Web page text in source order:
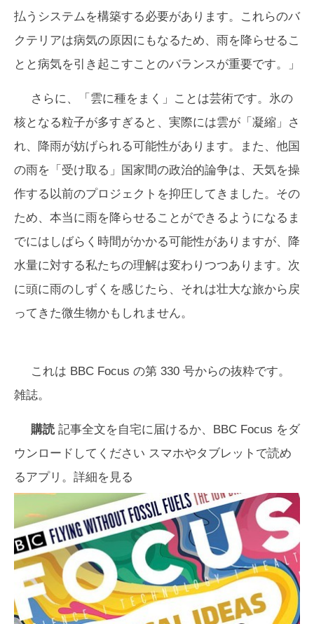
払うシステムを構築する必要があります。これらのバ
クテリアは病気の原因にもなるため、雨を降らせるこ
とと病気を引き起こすことのバランスが重要です。」
さらに、「雲に種をまく」ことは芸術です。氷の
核となる粒子が多すぎると、実際には雲が「凝縮」さ
れ、降雨が妨げられる可能性があります。また、他国
の雨を「受け取る」国家間の政治的論争は、天気を操
作する以前のプロジェクトを抑圧してきました。その
ため、本当に雨を降らせることができるようになるま
でにはしばらく時間がかかる可能性がありますが、降
水量に対する私たちの理解は変わりつつあります。次
に頭に雨のしずくを感じたら、それは壮大な旅から戻
ってきた微生物かもしれません。
これは BBC Focus の第 330 号からの抜粋です。
雑誌。
購読記事全文を自宅に届けるか、 BBC Focus をダ
ウンロードしてください スマホやタブレットで読め
るアプリ。詳細を見る